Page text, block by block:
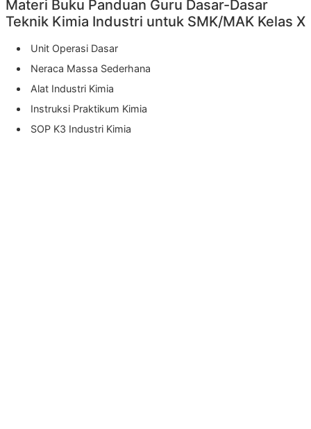
Materi Buku Panduan Guru Dasar-Dasar
Teknik Kimia Industri untuk SMK/MAK Kelas X
Unit Operasi Dasar
Neraca Massa Sederhana
Alat Industri Kimia
Instruksi Praktikum Kimia
SOP K3 Industri Kimia